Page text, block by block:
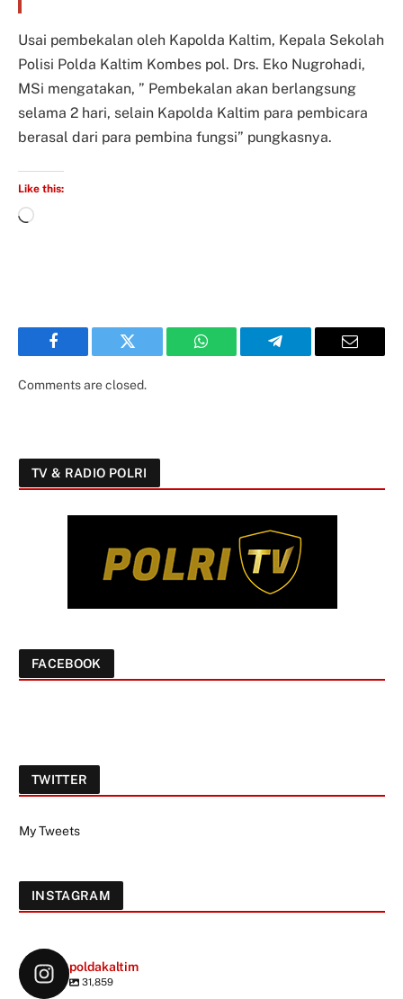
Usai pembekalan oleh Kapolda Kaltim, Kepala Sekolah
Polisi Polda Kaltim Kombes pol. Drs. Eko Nugrohadi,
MSi mengatakan, ” Pembekalan akan berlangsung
selama 2 hari, selain Kapolda Kaltim para pembicara
berasal dari para pembina fungsi” pungkasnya.
Like this:
Facebook Twitter WhatsApp Telegram Email
Comments are closed.
TV & RADIO POLRI
FACEBOOK
TWITTER
My Tweets
INSTAGRAM
poldakaltim
31,859